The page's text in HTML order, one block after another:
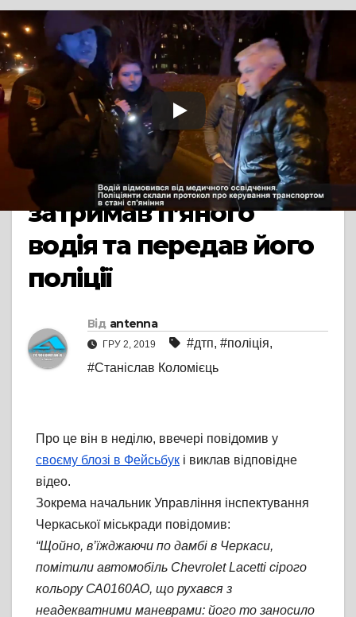
TV СЮЖЕТ
Головний
муніципальний
інспектор Черкас
Станіслав Коломієць
затримав п’яного
водія та передав його
поліції
Від antenna
ГРУ 2, 2019 #дтп, #поліція,
#Станіслав Коломієць
Про це він в неділю, ввечері повідомив у
своєму блозі в Фейсьбук і виклав відповідне
відео.
Зокрема начальник Управління інспектування
Черкаської міськради повідомив:
“Щойно, в’їжджаючи по дамбі в Черкаси,
помітили автомобіль Chevrolet Lacetti сірого
кольору СА0160АО, що рухався з
неадекватними маневрами: його то заносило